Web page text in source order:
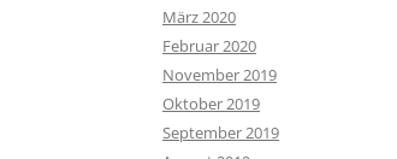
März 2020
Februar 2020
November 2019
Oktober 2019
September 2019